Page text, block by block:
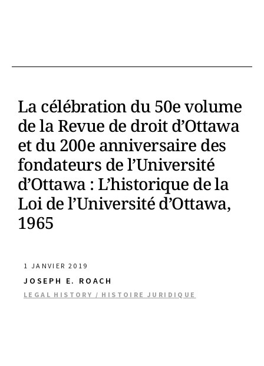
La célébration du 50e volume
de la Revue de droit d’Ottawa
et du 200e anniversaire des
fondateurs de l’Université
d’Ottawa : L’historique de la
Loi de l’Université d’Ottawa,
1965
1 JANVIER 2019
JOSEPH E. ROACH
LEGAL HISTORY / HISTOIRE JURIDIQUE